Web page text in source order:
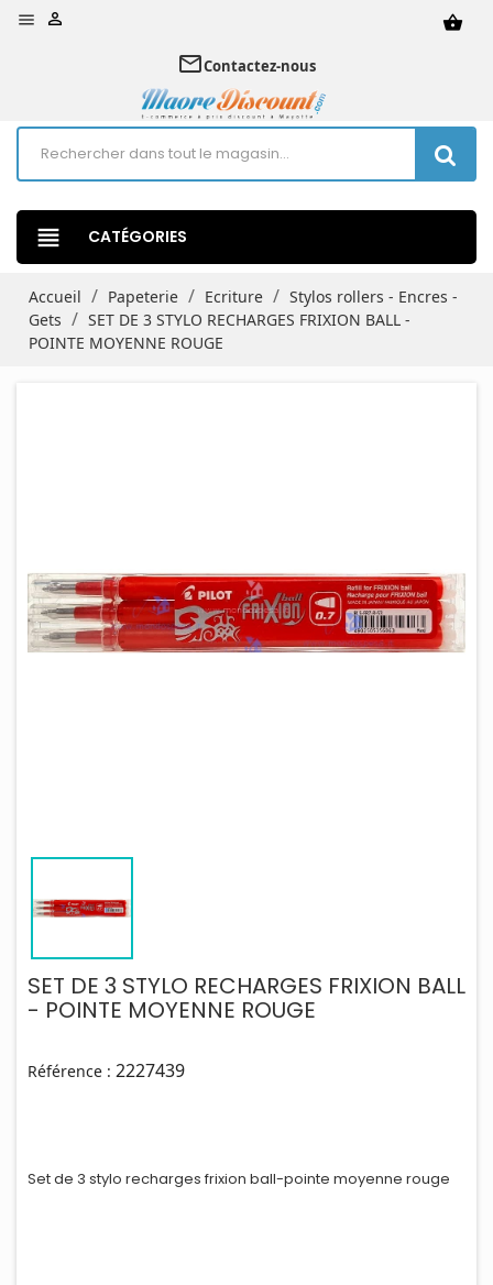
 shopping_basket

mail_outlineContactez-nous
view_headline CATÉGORIES
Accueil Papeterie Ecriture
Stylos rollers - Encres -
Gets
SET DE 3 STYLO RECHARGES FRIXION BALL -
POINTE MOYENNE ROUGE
SET DE 3 STYLO RECHARGES FRIXION BALL
- POINTE MOYENNE ROUGE
Référence : 2227439
Set de 3 stylo recharges frixion ball-pointe moyenne rouge